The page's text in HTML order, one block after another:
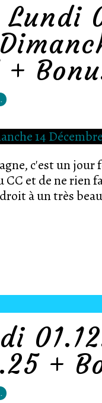
Lundi
+
c'est un jour
CC et de ne rien
à un très
+